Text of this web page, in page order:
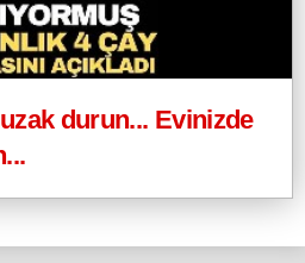
durun... Evinizde